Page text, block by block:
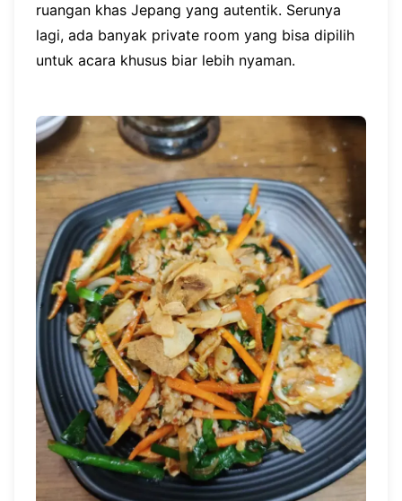
ruangan khas Jepang yang autentik. Serunya
lagi, ada banyak private room yang bisa dipilih
untuk acara khusus biar lebih nyaman.